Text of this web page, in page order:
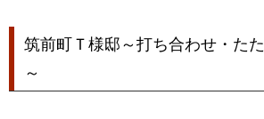
筑前町Ｔ様邸～打ち合わせ・た
～